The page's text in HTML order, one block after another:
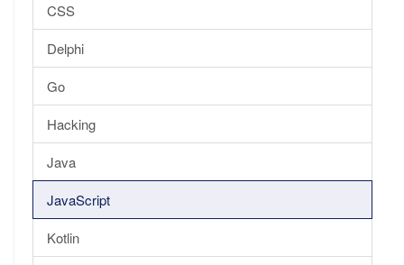
CSS
Delphi
Go
Hacking
Java
JavaScript
Kotlin